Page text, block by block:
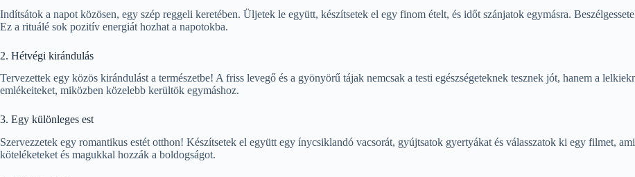
Indítsátok a napot közösen, egy szép reggeli keretében. Üljetek le együtt, készítsetek el egy finom ételt, és időt szánjatok egymásra.
Ez a rituálé sok pozitív energiát hozhat a napotokba.
2. Hétvégi kirándulás
Tervezettek egy közös kirándulást a természetbe! A friss levegő és a gyönyörű tájak nemcsak a testi egészségeteknek tesznek jót, hanem a
emlékeiteket, miközben közelebb kerültök egymáshoz.
3. Egy különleges est
Szervezzetek egy romantikus estét otthon! Készítsetek el együtt egy ínycsiklandó vacsorát, gyújtsatok gyertyákat és válasszatok ki egy filmet,
köteléketeket és magukkal hozzák a boldogságot.